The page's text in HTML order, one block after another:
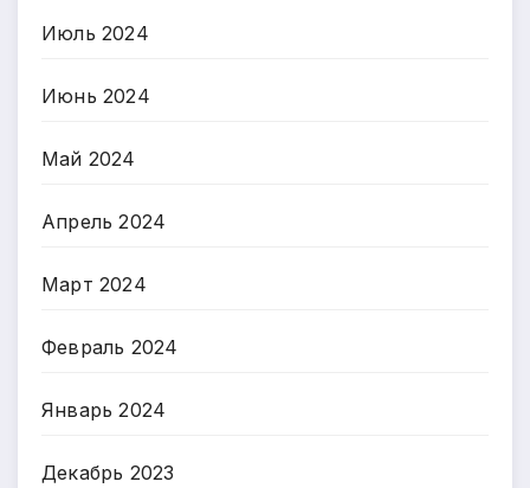
Июль 2024
Июнь 2024
Май 2024
Апрель 2024
Март 2024
Февраль 2024
Январь 2024
Декабрь 2023